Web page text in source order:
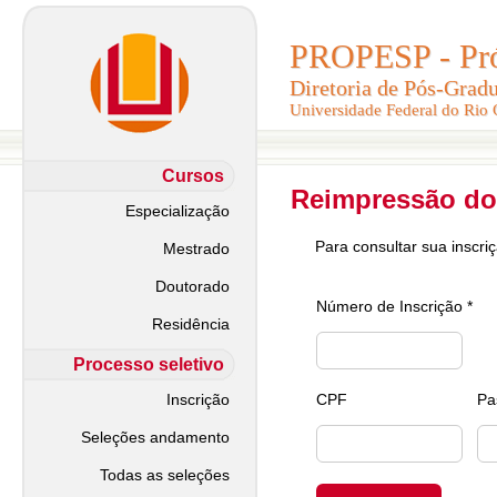
PROPESP -
Diretoria de Pós-
Universidade Federal do Rio
PROPESP -
Diretoria de Pós-
Universidade Federal do Rio
Cursos
Especialização
Mestrado
Doutorado
Residência
Processo seletivo
Inscrição
Seleções andamento
Todas as seleções
Reimpressão
Para consultar sua
Número de Inscrição *
CPF